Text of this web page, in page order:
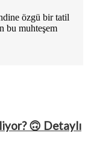
özgü bir tatil
bu muhteşem
🙃 Detaylı